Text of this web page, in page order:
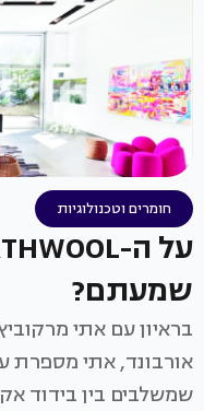
חומרים וטכנולוגיות
שמעתם?
בראיון עם אתי
אורבונד, אתי מספרת
שמשלבים בין בידוד